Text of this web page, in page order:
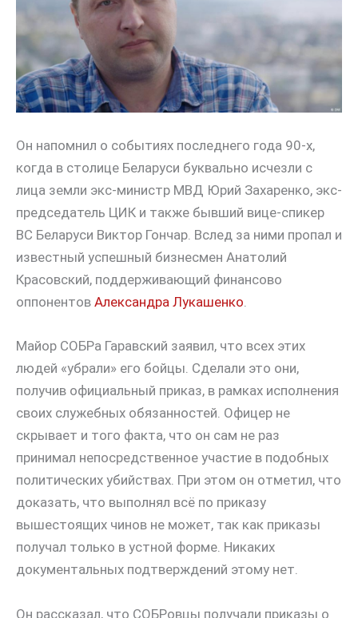
Он напомнил о событиях последнего года 90-х,
когда в столице Беларуси буквально исчезли с
лица земли экс-министр МВД Юрий Захаренко, экс-
председатель ЦИК и также бывший вице-спикер
ВС Беларуси Виктор Гончар. Вслед за ними пропал и
известный успешный бизнесмен Анатолий
Красовский, поддерживающий финансово
оппонентов Александра Лукашенко.
Майор СОБРа Гаравский заявил, что всех этих
людей «убрали» его бойцы. Сделали это они,
получив официальный приказ, в рамках исполнения
своих служебных обязанностей. Офицер не
скрывает и того факта, что он сам не раз
принимал непосредственное участие в подобных
политических убийствах. При этом он отметил, что
доказать, что выполнял всё по приказу
вышестоящих чинов не может, так как приказы
получал только в устной форме. Никаких
документальных подтверждений этому нет.
Он рассказал, что СОБРовцы получали приказы о